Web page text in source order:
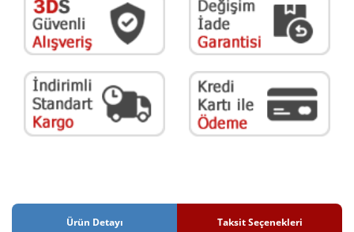
Ürün Detayı Taksit Seçenekleri